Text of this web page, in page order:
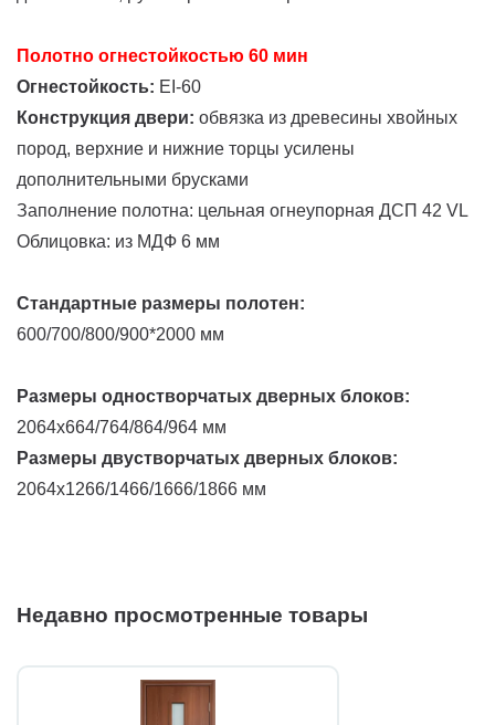
Полотно огнестойкостью 60 мин
Огнестойкость: EI-60
Конструкция двери: обвязка из древесины хвойных
пород, верхние и нижние торцы усилены
дополнительными брусками
Заполнение полотна: цельная огнеупорная ДСП 42 VL
Облицовка: из МДФ 6 мм
Стандартные размеры полотен:
600/700/800/900*2000 мм
Размеры одностворчатых дверных блоков:
2064х664/764/864/964 мм
Размеры двустворчатых дверных блоков:
2064х1266/1466/1666/1866 мм
Недавно просмотренные товары